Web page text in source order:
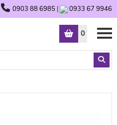
0903 88 6985 | 0933 67 9946
0